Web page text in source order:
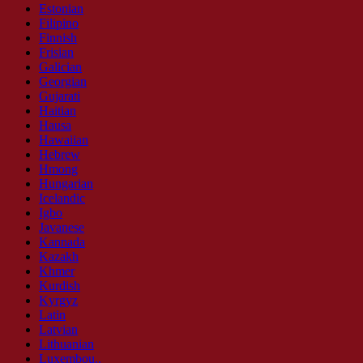
Estonian
Filipino
Finnish
Frisian
Galician
Georgian
Gujarati
Haitian
Hausa
Hawaiian
Hebrew
Hmong
Hungarian
Icelandic
Igbo
Javanese
Kannada
Kazakh
Khmer
Kurdish
Kyrgyz
Latin
Latvian
Lithuanian
Luxembou..